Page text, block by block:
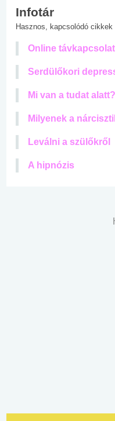
Infotár
Hasznos, kapcsolódó cikkek
Online
Serdülőkori
Mi van a tudat alatt?
Milyenek a
Leválni a szülőkről
A hipnózis